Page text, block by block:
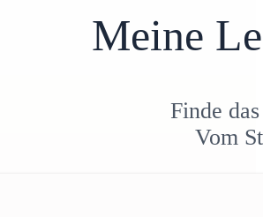
Meine
Finde
Vom